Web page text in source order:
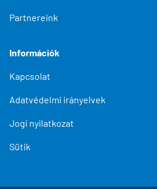
Partnereink
Információk
Kapcsolat
Adatvédelmi irányelvek
Jogi nyilatkozat
Sütik